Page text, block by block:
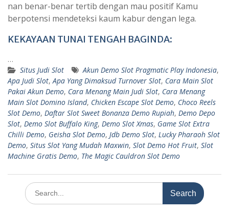
nan benar-benar tertib dengan mau positif Kamu
berpotensi mendeteksi kaum kabur dengan lega.
KEKAYAAN TUNAI TENGAH BAGINDA:
…
Situs Judi Slot
Akun Demo Slot Pragmatic Play Indonesia,
Apa Judi Slot,Apa Yang Dimaksud Turnover Slot, Cara Main Slot
Pakai Akun Demo, Cara Menang Main Judi Slot, Cara Menang
Main Slot Domino Island, Chicken Escape Slot Demo, Choco Reels
Slot Demo, Daftar Slot Sweet Bonanza Demo Rupiah, Demo Depo
Slot, Demo Slot Buffalo King, Demo Slot Xmas, Game Slot Extra
Chilli Demo, Geisha Slot Demo, Jdb Demo Slot, Lucky Pharaoh Slot
Demo, Situs Slot Yang Mudah Maxwin, Slot Demo Hot Fruit, Slot
Machine Gratis Demo, The Magic Cauldron Slot Demo
Search
for: